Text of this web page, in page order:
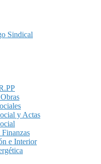
Sindical
y Actas
e Interior